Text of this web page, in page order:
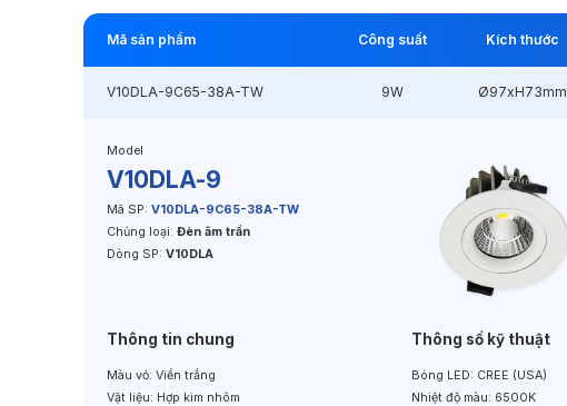
Mã sản phẩm Công suất Kích thước
V10DLA-9C65-38A-TW 9W Ø97xH73mm
Model
V10DLA-9
Mã SP: V10DLA-9C65-38A-TW
Chủng loại: Đèn âm trần
Dòng SP: V10DLA
Thông tin chung
Màu vỏ: Viền trắng
Vật liệu: Hợp kim nhôm
Thông số kỹ thuật
Bóng LED: CREE (USA)
Nhiệt độ màu: 6500K